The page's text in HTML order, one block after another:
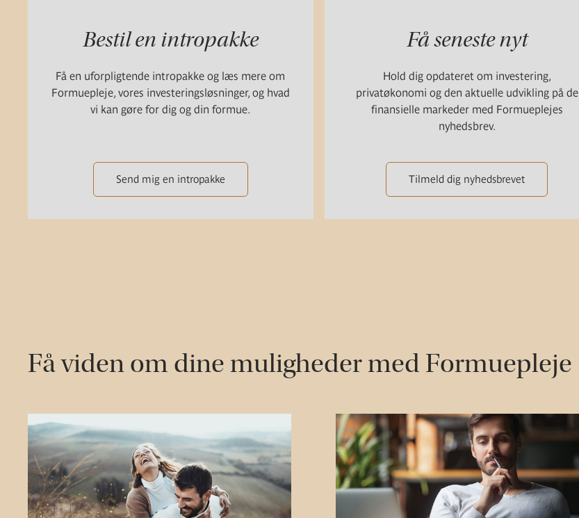
Bestil en intropakke
Få en uforpligtende intropakke og læs mere om
Formuepleje, vores investeringsløsninger, og hvad
vi kan gøre for dig og din formue.
Send mig en intropakke
Få seneste nyt
Hold dig opdateret om investering,
privatøkonomi og den aktuelle udvikling på de
finansielle markeder med Formueplejes
nyhedsbrev.
Tilmeld dig nyhedsbrevet
Få viden om dine muligheder med Formuepleje